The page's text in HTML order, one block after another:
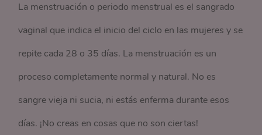
La menstruación o periodo menstrual es el sangrado
vaginal que indica el inicio del ciclo en las mujeres y se
repite cada 28 o 35 días. La menstruación es un
proceso completamente normal y natural. No es
sangre vieja ni sucia, ni estás enferma durante esos
días. ¡No creas en cosas que no son ciertas!